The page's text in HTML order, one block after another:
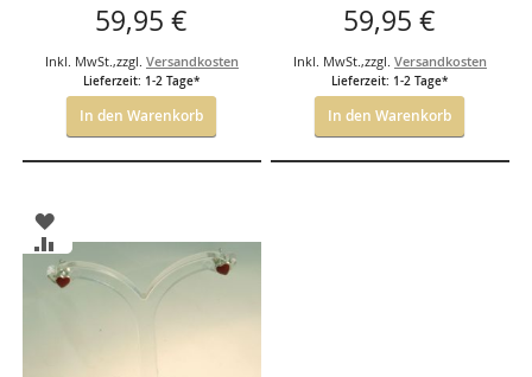
59,95 €
Inkl. MwSt. ,zzgl. Versandkosten
Lieferzeit: 1-2 Tage*
In den Warenkorb
59,95 €
Inkl. MwSt. ,zzgl. Versandkosten
Lieferzeit: 1-2 Tage*
In den Warenkorb
ZUR
WUNSCHLISTE
HINZUFÜGEN
ZUR
VERGLEICHSLISTE
HINZUFÜGEN